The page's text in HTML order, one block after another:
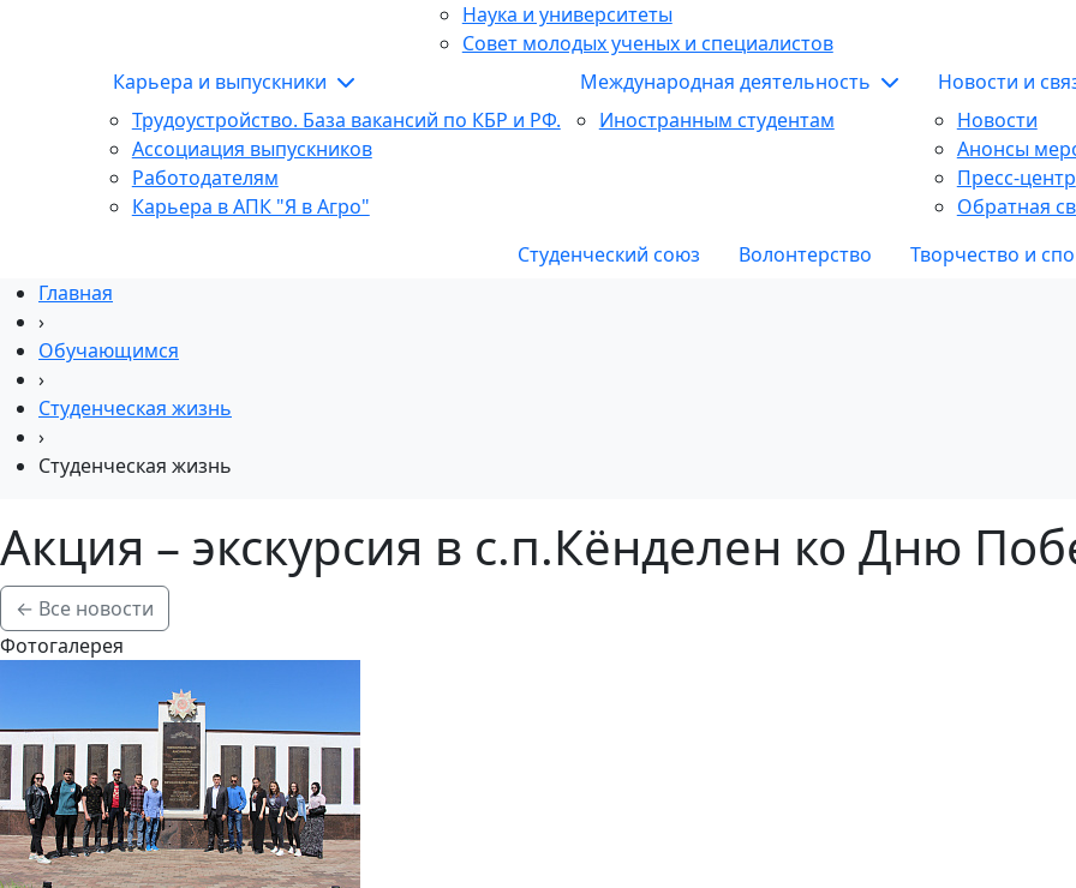
Наука и университеты
Совет молодых ученых и специалистов
Карьера и выпускники
Трудоустройство. База вакансий по КБР и РФ.
Ассоциация выпускников
Работодателям
Карьера в АПК "Я в Агро"
Международная деятельность
Иностранным студентам
Новости и
Новости
Анонсы
Пресс-центр
Обратная
Студенческий союз
Волонтерство
Творчество и
Главная
›
Обучающимся
›
Студенческая жизнь
›
Студенческая жизнь
Акция – экскурсия в с.п.Кёнделен ко Дню
← Все новости
Фотогалерея